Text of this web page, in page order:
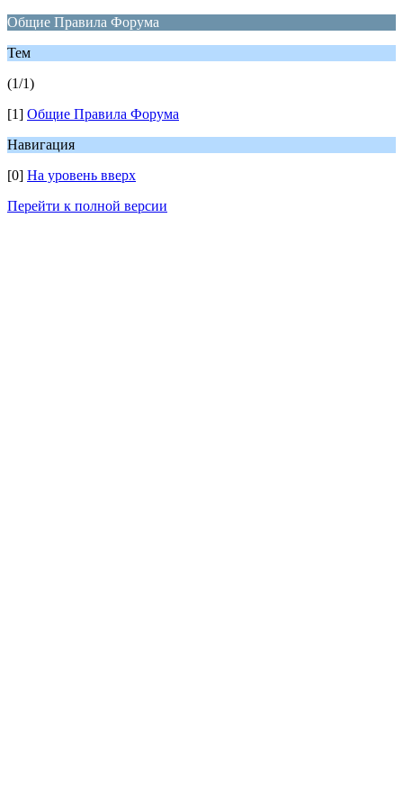
Общие Правила Форума
Тем
(1/1)
[1] Общие Правила Форума
Навигация
[0] На уровень вверх
Перейти к полной версии